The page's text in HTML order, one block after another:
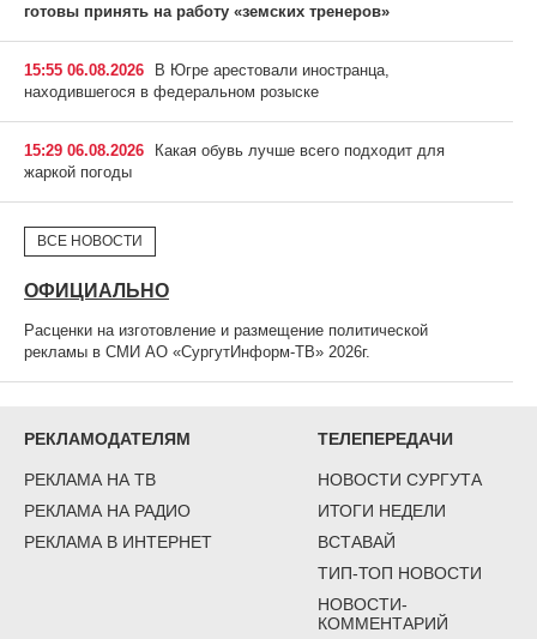
готовы принять на работу «земских тренеров»
15:55 06.08.2026
В Югре арестовали иностранца,
находившегося в федеральном розыске
15:29 06.08.2026
Какая обувь лучше всего подходит для
жаркой погоды
ВСЕ НОВОСТИ
ОФИЦИАЛЬНО
Расценки на изготовление и размещение политической
рекламы в СМИ АО «СургутИнформ-ТВ» 2026г.
РЕКЛАМОДАТЕЛЯМ
РЕКЛАМА НА ТВ
РЕКЛАМА НА РАДИО
РЕКЛАМА В ИНТЕРНЕТ
ТЕЛЕПЕРЕДАЧИ
НОВОСТИ СУРГУТА
ИТОГИ НЕДЕЛИ
ВСТАВАЙ
ТИП-ТОП НОВОСТИ
НОВОСТИ-
КОММЕНТАРИЙ